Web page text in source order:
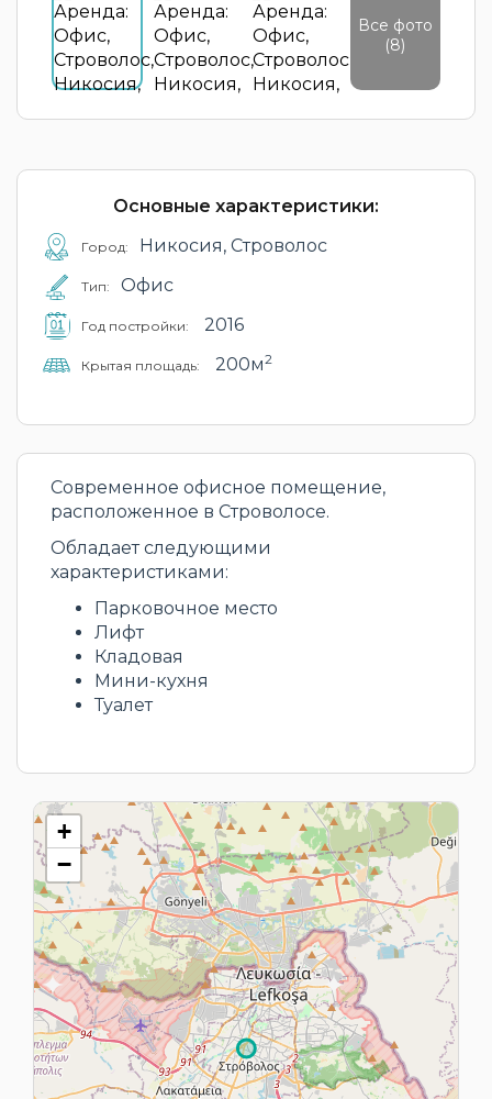
Все фото
(8)
Основные характеристики:
Город: Никосия, Строволос
Тип: Офис
Год постройки: 2016
Крытая площадь: 200м2
Современное офисное помещение,
расположенное в Строволосе.
Обладает следующими
характеристиками:
Парковочное место
Лифт
Кладовая
Мини-кухня
Туалет
+
−